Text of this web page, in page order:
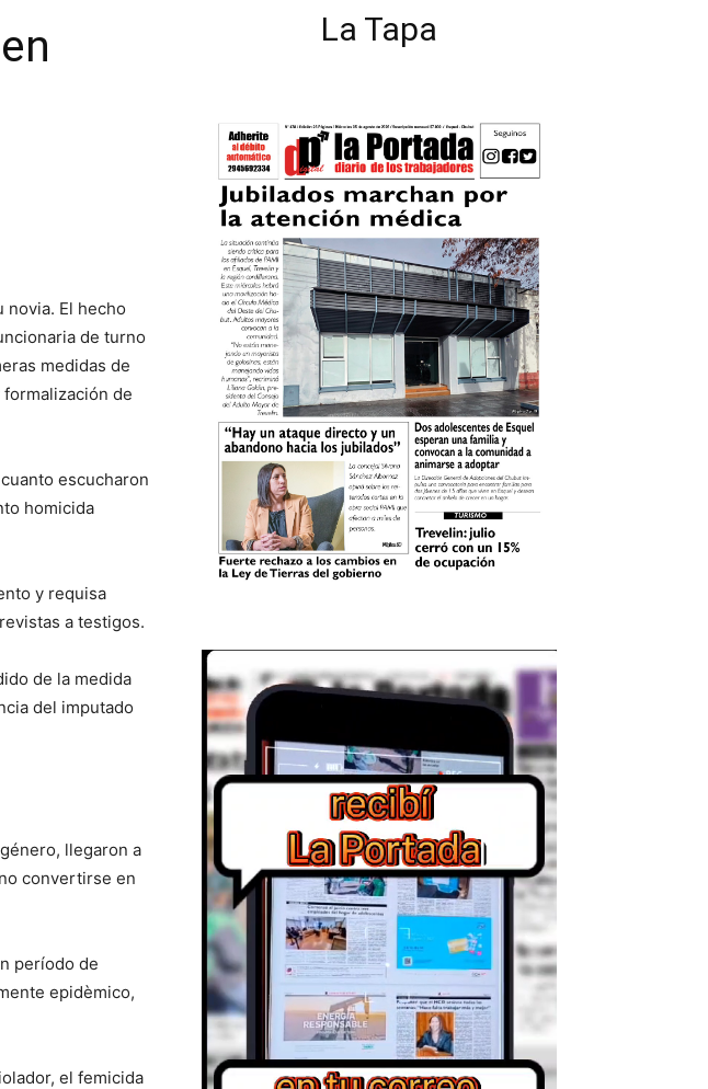
El hecho
de turno
medidas de
de
escucharon
homicida
y requisa
a testigos.
de la medida
del imputado
llegaron a
convertirse en
período de
epidèmico,
el femicida
La Tapa